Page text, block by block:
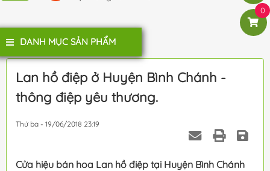
0
HÀNG
LIÊN
HỆ
DANH MỤC SẢN PHẨM
Lan hồ điệp ở Huyện Bình Chánh -
thông điệp yêu thương.
Thứ ba - 19/06/2018 23:19
Cửa hiệu bán hoa Lan hồ điệp tại Huyện Bình Chánh